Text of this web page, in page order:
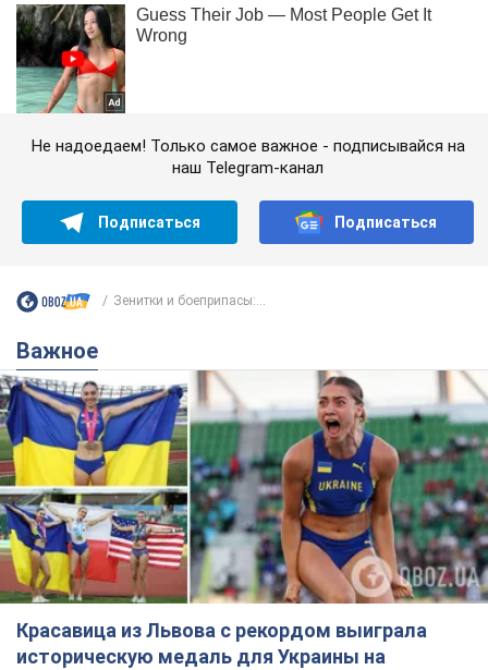
Не надоедаем! Только самое важное - подписывайся на
наш Telegram-канал
Подписаться Подписаться
Зенитки и боеприпасы:...
Важное
Красавица из Львова с рекордом выиграла
историческую медаль для Украины на